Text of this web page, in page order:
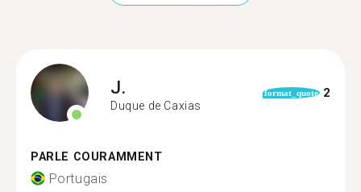
J.
Duque de Caxias
format_quote 2
PARLE COURAMMENT
Portugais